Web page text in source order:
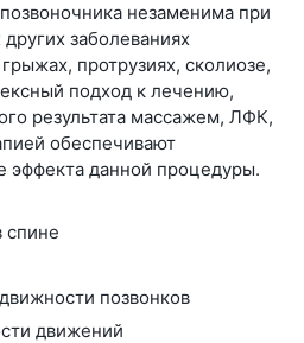
незаменима при
заболеваниях
протрузиях, сколиозе,
подход к лечению,
результата массажем, ЛФК,
обеспечивают
эффекта данной процедуры.
спине
позвонков
движений